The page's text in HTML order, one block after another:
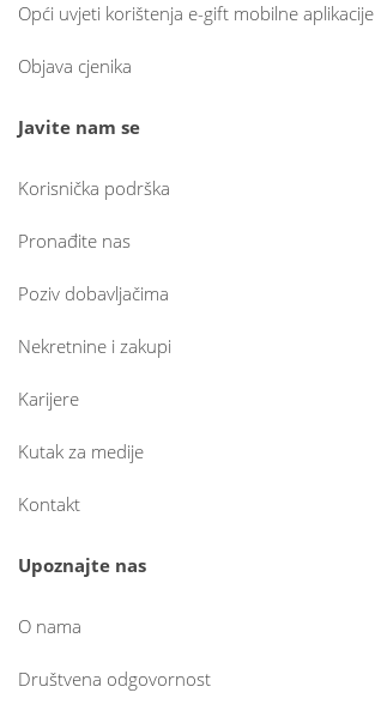
Opći uvjeti korištenja e-gift mobilne aplikacije
Objava cjenika
Javite nam se
Korisnička podrška
Pronađite nas
Poziv dobavljačima
Nekretnine i zakupi
Karijere
Kutak za medije
Kontakt
Upoznajte nas
O nama
Društvena odgovornost